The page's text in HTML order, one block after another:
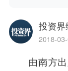
投资界
2018-
由南方出